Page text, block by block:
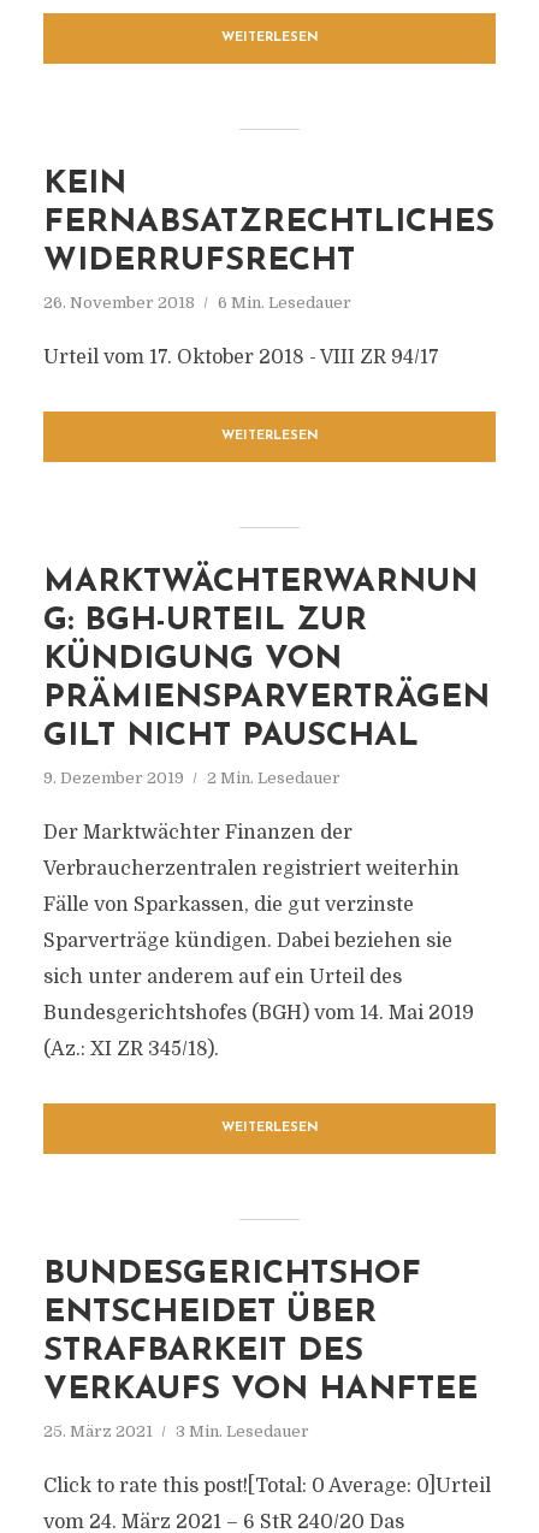
WEITERLESEN
KEIN
FERNABSATZRECHTLICHES
WIDERRUFSRECHT
26. November 2018 6 Min. Lesedauer
Urteil vom 17. Oktober 2018 - VIII ZR 94/17
WEITERLESEN
MARKTWÄCHTERWARNUN
G: BGH-URTEIL ZUR
KÜNDIGUNG VON
PRÄMIENSPARVERTRÄGEN
GILT NICHT PAUSCHAL
9. Dezember 2019 2 Min. Lesedauer
Der Marktwächter Finanzen der
Verbraucherzentralen registriert weiterhin
Fälle von Sparkassen, die gut verzinste
Sparverträge kündigen. Dabei beziehen sie
sich unter anderem auf ein Urteil des
Bundesgerichtshofes (BGH) vom 14. Mai 2019
(Az.: XI ZR 345/18).
WEITERLESEN
BUNDESGERICHTSHOF
ENTSCHEIDET ÜBER
STRAFBARKEIT DES
VERKAUFS VON HANFTEE
25. März 2021 3 Min. Lesedauer
Click to rate this post![Total: 0 Average: 0]Urteil
vom 24. März 2021 – 6 StR 240/20 Das